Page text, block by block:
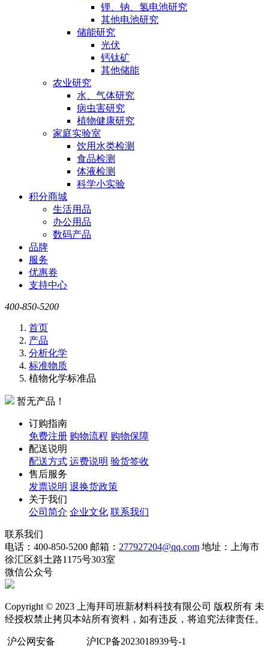
锂、钠、氢电池研究
其他电池研究
储能研究
光伏
钙钛矿
其他储能
农业研究
水、气体研究
病虫害研究
植物健康研究
家庭实验室
饮用水类检测
食品检测
体液检测
科学小实验
积分商城
生活用品
办公用品
数码产品
品牌
服务
优惠券
支持中心
400-850-5200
首页
产品
分析化学
标准物质
植物化学标准品
暂无产品！
订购指南
免费注册 购物流程 购物保障
配送说明
配送方式 运费说明 验货签收
售后服务
发票说明 退换货政策
关于我们
公司简介 企业文化 联系我们
联系我们
电话：400-850-5200 邮箱： 277927204@qq.com 地址：上海市
徐汇区斜土路1175号303室
微信公众号
Copyright © 2023 上海拜司班新材料科技有限公司 版权所有 未
经授权禁止拷贝本站所有资料，如有违反，将追究法律责任。
沪公网安备 沪ICP备2023018939号-1